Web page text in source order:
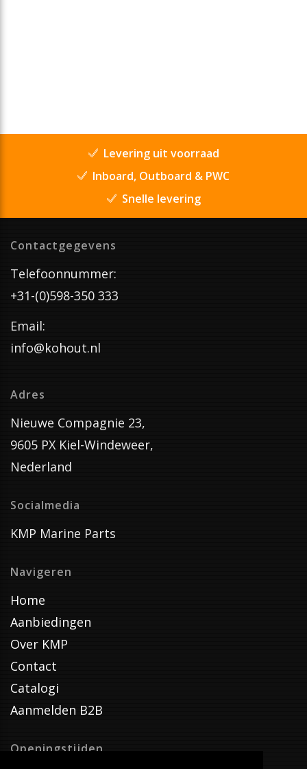
Levering uit voorraad
Inboard, Outboard & PWC
Snelle levering
Contactgegevens
Telefoonnummer:
+31-(0)598-350 333
Email:
info@kohout.nl
Adres
Nieuwe Compagnie 23,
9605 PX Kiel-Windeweer,
Nederland
Socialmedia
KMP Marine Parts
Navigeren
Home
Aanbiedingen
Over KMP
Contact
Catalogi
Aanmelden B2B
Openingstijden